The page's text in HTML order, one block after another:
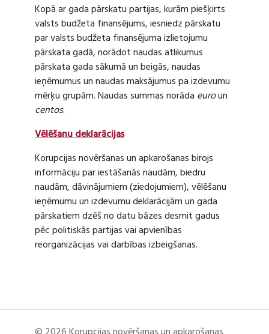
Kopā ar gada pārskatu partijas, kurām piešķirts
valsts budžeta finansējums, iesniedz pārskatu
par valsts budžeta finansējuma izlietojumu
pārskata gadā, norādot naudas atlikumus
pārskata gada sākumā un beigās, naudas
ieņēmumus un naudas maksājumus pa izdevumu
mērķu grupām. Naudas summas norāda euroun
centos.
Vēlēšanu deklarācijas
Korupcijas novēršanas un apkarošanas birojs
informāciju par iestāšanās naudām, biedru
naudām, dāvinājumiem (ziedojumiem), vēlēšanu
ieņēmumu un izdevumu deklarācijām un gada
pārskatiem dzēš no datu bāzes desmit gadus
pēc politiskās partijas vai apvienības
reorganizācijas vai darbības izbeigšanas.